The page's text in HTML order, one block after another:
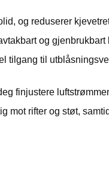
og reduserer
og gjenbrukbart
tilgang til
finjustere
mot rifter og støt,